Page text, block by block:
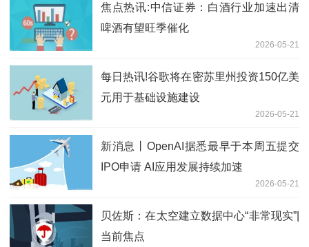
焦点热讯:中信证券：白酒行业加速出清
啤酒有望旺季催化
2026-05-21
每日热讯!谷歌将在密苏里州投资150亿美
元用于基础设施建设
2026-05-21
新消息丨OpenAI据悉最早于本周五提交
IPO申请 AI应用发展持续加速
2026-05-21
贝佐斯：在太空建立数据中心“非常现实”|
当前焦点